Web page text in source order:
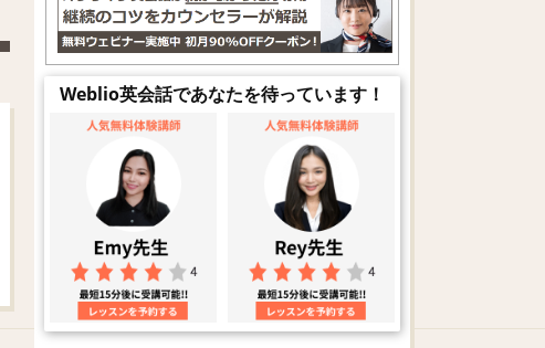
Weblio英会話であなたを待っています！